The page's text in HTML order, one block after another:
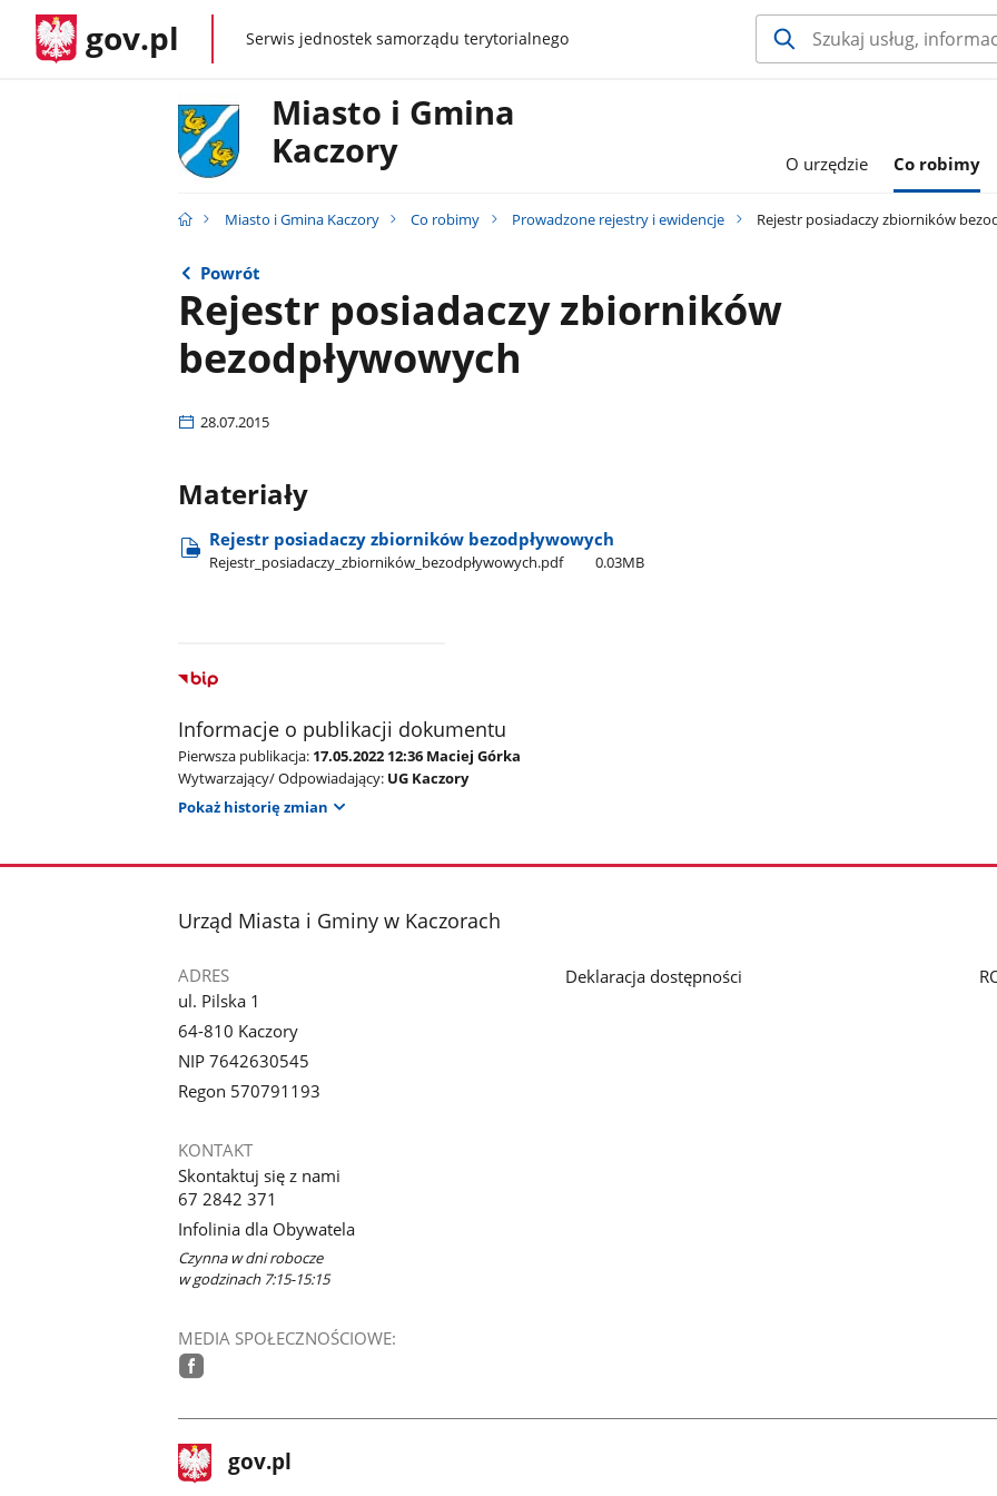
gov.pl gov.plSerwis jednostek samorządu terytorialnego
Miasto i Gmina
Kaczory
O urzędzie Co robimy
Miasto i Gmina Kaczory Co robimy Prowadzone rejestry i ewidencje Rejestr posiadaczy zbiorników
Powrót
Rejestr posiadaczy zbiorników
bezodpływowych
28.07.2015
Materiały
Rejestr posiadaczy zbiorników bezodpływowych
Rejestr​_posiadaczy​_zbiorników​_bezodpływowych.pdf 0.03MB
Informacje o publikacji dokumentu
Pierwsza publikacja: 17.05.2022 12:36 Maciej Górka
Wytwarzający/ Odpowiadający: UG Kaczory
Pokaż historię zmian
stopka
Urząd Miasta i Gminy w Kaczorach
ADRES
ul. Pilska 1
64-810 Kaczory
NIP 7642630545
Regon 570791193
KONTAKT
Skontaktuj się z nami
67 2842 371
Infolinia dla Obywatela
Czynna w dni robocze
w godzinach 7:15-15:15
MEDIA SPOŁECZNOŚCIOWE:
Deklaracja dostępności
stopka
gov.pl Strona
gov.pl